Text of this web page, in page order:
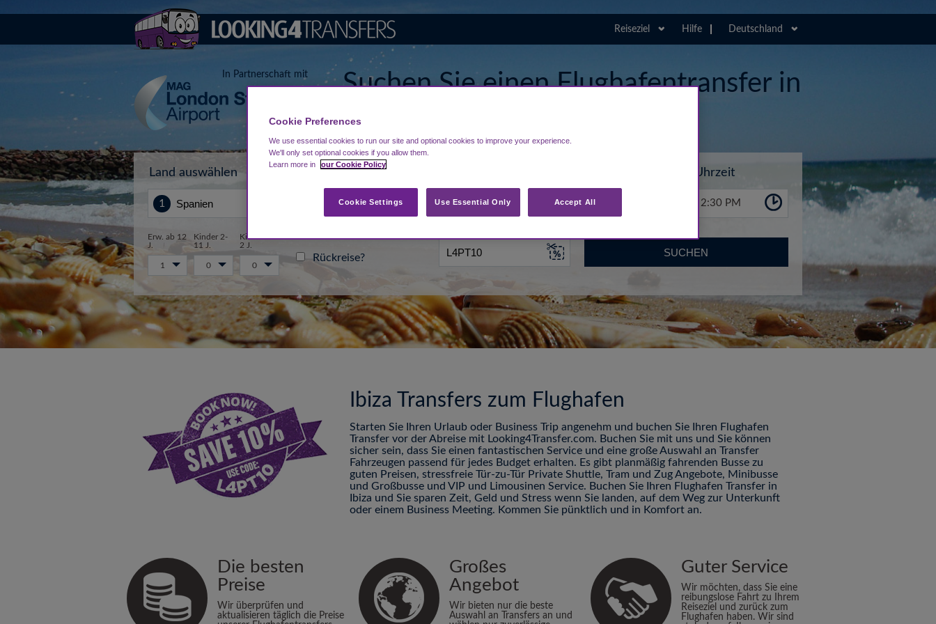
Reiseziel Hilfe Deutschland
In Partnerschaft mit
Suchen Sie einen Flughafentransfer in
Land auswählen Von... Uhrzeit
2:30 PM
Erw. ab 12
J.
Kinder 2-
11 J.
Kinder 0-
2 J.
1 0 0
Rückreise? SUCHEN
Ibiza Transfers zum Flughafen
Starten Sie Ihren Urlaub oder Business Trip angenehm und buchen Sie Ihren Flughafen
Transfer vor der Abreise mit Looking4Transfer.com. Buchen Sie mit uns und Sie können
sicher sein, dass Sie einen fantastischen Service und eine große Auswahl an Transfer
Fahrzeugen passend für jedes Budget erhalten. Es gibt planmäßig fahrenden Busse zu
guten Preisen, stressfreie Tür-zu-Tür Private Shuttle, Tram und Zug Angebote, Minibusse
und Großbusse und VIP und Limousinen Service. Buchen Sie Ihren Flughafen Transfer in
Ibiza und Sie sparen Zeit, Geld und Stress wenn Sie landen, auf dem Weg zur Unterkunft
oder einem Business Meeting. Kommen Sie pünktlich und in Komfort an.
Die besten
Preise
Wir überprüfen und
aktualisieren täglich die Preise
Großes
Angebot
Wir bieten nur die beste
Auswahl an Transfers an und
Guter Service
Wir möchten, dass Sie eine
reibungslose Fahrt zu Ihrem
Reiseziel und zurück zum
Flughafen haben. Wir sind
Cookie Preferences
We use essential cookies to run our site and optional cookies to improve your experience.
We'll only set optional cookies if you allow them.
Learn more in
our Cookie Policy
Use Essential Only Accept All
Cookie Settings